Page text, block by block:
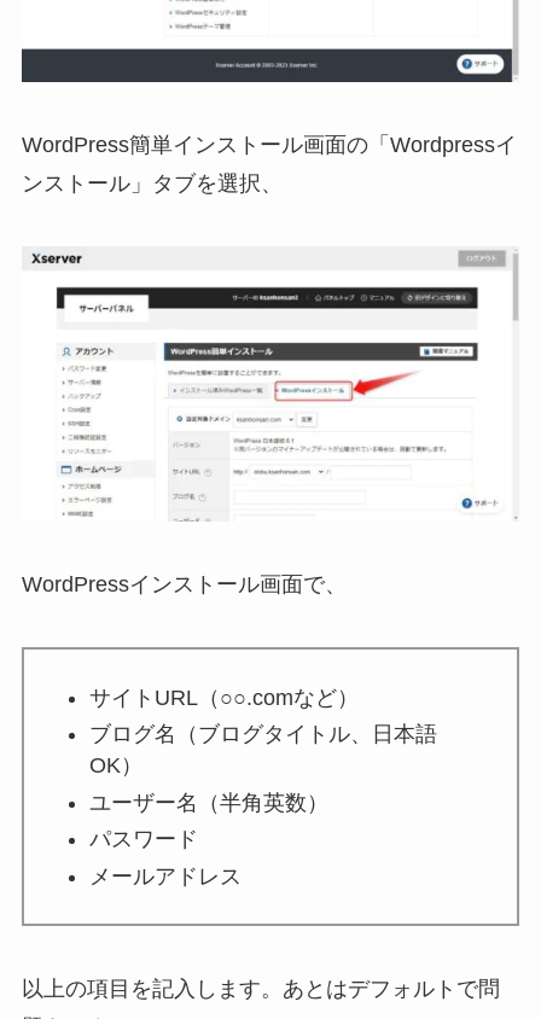
WordPress簡単インストール画面の「Wordpressイ
ンストール」タブを選択、
WordPressインストール画面で、
サイトURL（○○.comなど）
ブログ名（ブログタイトル、日本語
OK）
ユーザー名（半角英数）
パスワード
メールアドレス
以上の項目を記入します。あとはデフォルトで問